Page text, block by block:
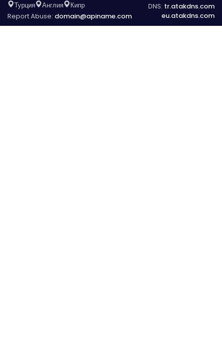
Турция Англия
Кипр
Report Abuse: domain@apiname.com
DNS: tr.atakdns.com
eu.atakdns.com